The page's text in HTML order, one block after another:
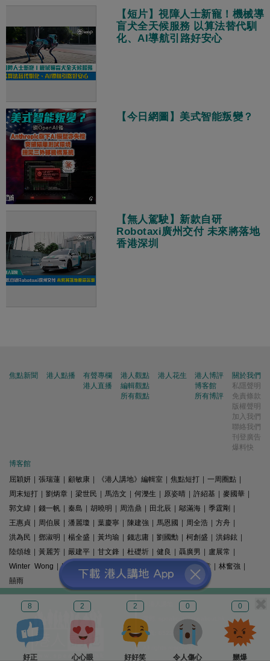
8
好正
2
心心眼
2
好好笑
0
令人傷心
0
嬲爆
【短片】視障人士新寵！機械導
盲犬全天候服務 以算法替代馴
化、AI導航引路好安心
【今日網圖】美式智能叛變？
【無人駕駛】新款自研
Robotaxi廣州交付 未來將落地
香港深圳
焦點新聞 港人點播
有聲專欄
港人直播
港人觀點
編輯觀點
所有觀點
港人花生
港人博評
博客館
所有博評
關於我們
私隱聲明
免責條款
版權聲明
加入我們
聯絡我們
刊登廣告
爆料快
博客館
屈穎妍
張瑞蓮 顧敏康 《港人講地》編輯室 焦點短打 一周圈點
周末短打
劉炳章 梁世民 馬浩文 何濼生 原姿晴 許紹基 麥國華
郭文緯
錢一帆 秦島 胡曉明 周浩鼎 田北辰 鄔滿海 季霆剛
王惠貞
周伯展 潘麗瓊 葉慶寧 陳建強 馬恩國 周全浩 方舟
洪為民
鄧淑明 楊全盛 黃均瑜 錢志庸 劉國勳 柯創盛 洪錦鉉
陸頌雄
黃麗芳 嚴建平 甘文鋒 杜礎圻 健良 聶廣男 盧展常
Winter Wong
K2 梁文新 羅崑 姚銘 精選文章 林奮強
囍雨
© 港人講地
電郵: speakout@speakout.hk
傳真: 85228041301